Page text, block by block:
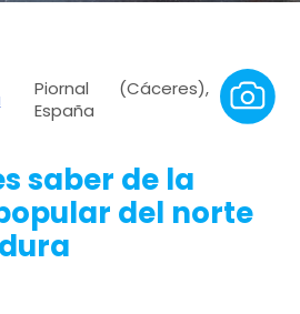
Piornal (Cáceres),
España
saber de la
del norte